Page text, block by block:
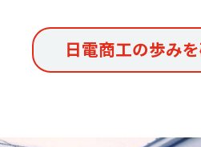
日電商工の歩み